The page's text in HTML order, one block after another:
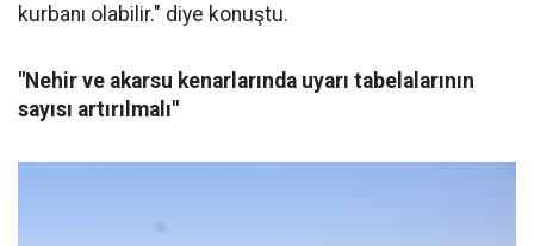
kurbanı olabilir." diye konuştu.
"Nehir ve akarsu kenarlarında uyarı tabelalarının
sayısı artırılmalı"